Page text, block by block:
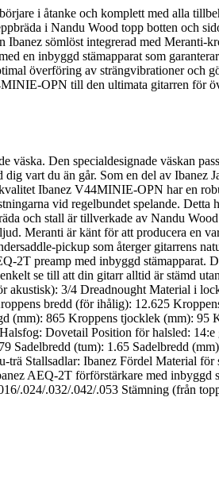
i åtanke och komplett med alla
i Nandu Wood topp botten och
sömlöst integrerad med Meranti-
en inbyggd stämapparat som
överföring av strängvibrationer och
OPN till den ultimata gitarren för
Den specialdesignade väskan
vart du än går. Som en del av Ibanez
Ibanez V44MINIE-OPN har en
vid regelbundet spelande. Detta
och stall är tillverkade av Nandu
Meranti är känt för att producera en
pickup som återger gitarrens
2T preamp med inbyggd stämapparat.
se till att din gitarr alltid är stämd
3/4 Dreadnought Material i
bredd (för ihålig): 12.625
865 Kroppens tjocklek (mm): 95
Dovetail Position för halsled:
Sadelbredd (tum): 1.65 Sadelbredd
Stallsadlar: Ibanez Fördel Material för
AEQ-2T förförstärkare med inbyggd
.024/.032/.042/.053 Stämning (från